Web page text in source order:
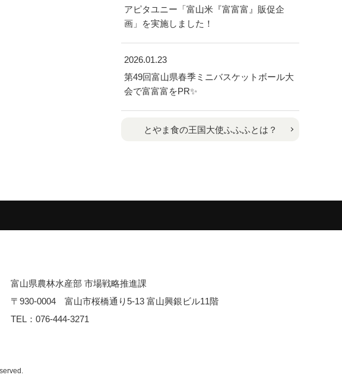
アピタユニー「富山米『富富富』販促企
画」を実施しました！
2026.01.23
第49回富山県春季ミニバスケットボール大
会で富富富をPR✨
とやま食の王国大使ふふふとは？
富山県農林水産部 市場戦略推進課
〒930-0004 富山市桜橋通り5-13 富山興銀ビル11階
TEL：076-444-3271